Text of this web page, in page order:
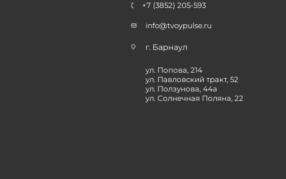
+7 (3852) 205-593
info@tvoypulse.ru
г. Барнаул
ул. Попова, 214
ул. Павловский тракт, 52
ул. Ползунова, 44а
ул. Солнечная Поляна, 22